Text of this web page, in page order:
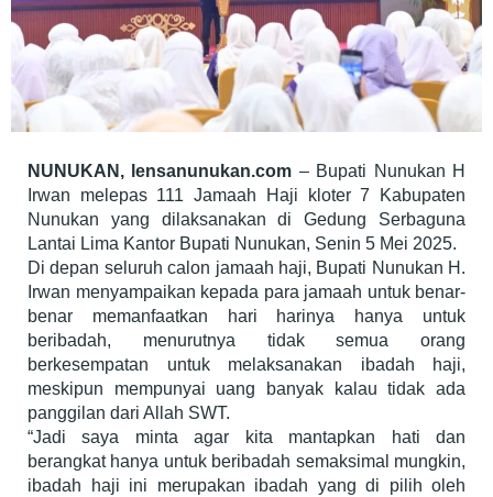
NUNUKAN, lensanunukan.com – Bupati Nunukan H
Irwan melepas 111 Jamaah Haji kloter 7 Kabupaten
Nunukan yang dilaksanakan di Gedung Serbaguna
Lantai Lima Kantor Bupati Nunukan, Senin 5 Mei 2025.
Di depan seluruh calon jamaah haji, Bupati Nunukan H.
Irwan menyampaikan kepada para jamaah untuk benar-
benar memanfaatkan hari harinya hanya untuk
beribadah, menurutnya tidak semua orang
berkesempatan untuk melaksanakan ibadah haji,
meskipun mempunyai uang banyak kalau tidak ada
panggilan dari Allah SWT.
“Jadi saya minta agar kita mantapkan hati dan
berangkat hanya untuk beribadah semaksimal mungkin,
ibadah haji ini merupakan ibadah yang di pilih oleh